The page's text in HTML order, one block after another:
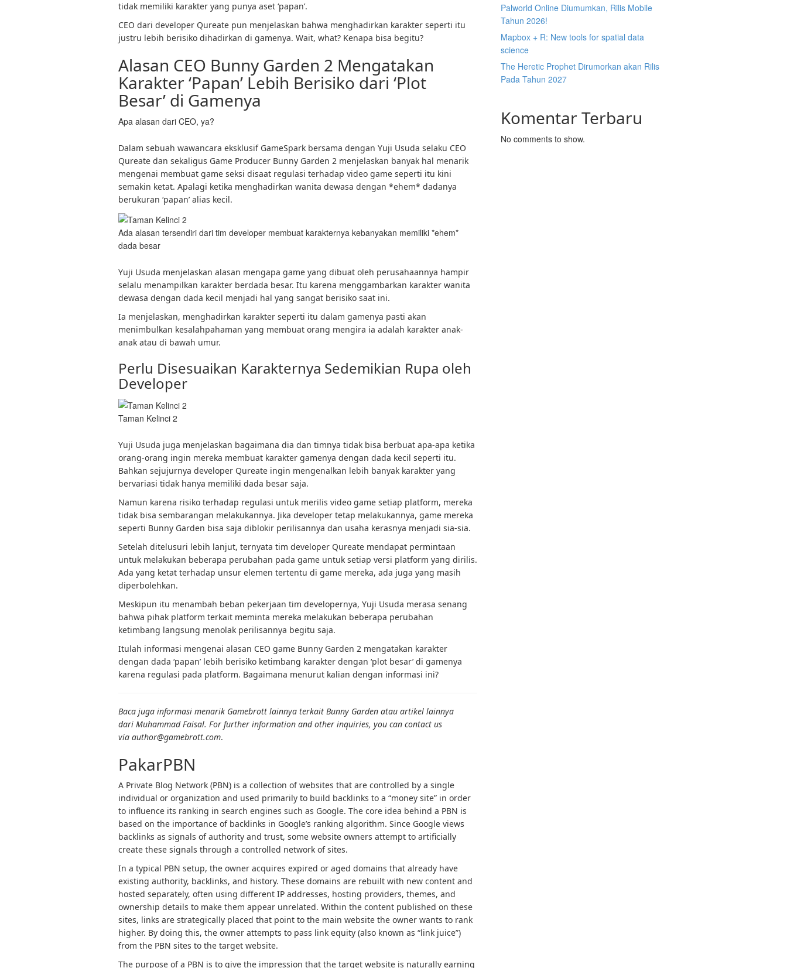
tidak memiliki karakter yang punya aset ‘papan’.
CEO dari developer Qureate pun menjelaskan bahwa menghadirkan karakter seperti itu
justru lebih berisiko dihadirkan di gamenya. Wait, what? Kenapa bisa begitu?
Alasan CEO Bunny Garden 2 Mengatakan
Karakter ‘Papan’ Lebih Berisiko dari ‘Plot
Besar’ di Gamenya
Apa alasan dari CEO, ya?
Dalam sebuah wawancara eksklusif GameSpark bersama dengan Yuji Usuda selaku CEO
Qureate dan sekaligus Game Producer Bunny Garden 2 menjelaskan banyak hal menarik
mengenai membuat game seksi disaat regulasi terhadap video game seperti itu kini
semakin ketat. Apalagi ketika menghadirkan wanita dewasa dengan *ehem* dadanya
berukuran ‘papan’ alias kecil.
Ada alasan tersendiri dari tim developer membuat karakternya kebanyakan memiliki *ehem*
dada besar
Yuji Usuda menjelaskan alasan mengapa game yang dibuat oleh perusahaannya hampir
selalu menampilkan karakter berdada besar. Itu karena menggambarkan karakter wanita
dewasa dengan dada kecil menjadi hal yang sangat berisiko saat ini.
Ia menjelaskan, menghadirkan karakter seperti itu dalam gamenya pasti akan
menimbulkan kesalahpahaman yang membuat orang mengira ia adalah karakter anak-
anak atau di bawah umur.
Perlu Disesuaikan Karakternya Sedemikian Rupa oleh
Developer
Taman Kelinci 2
Yuji Usuda juga menjelaskan bagaimana dia dan timnya tidak bisa berbuat apa-apa ketika
orang-orang ingin mereka membuat karakter gamenya dengan dada kecil seperti itu.
Bahkan sejujurnya developer Qureate ingin mengenalkan lebih banyak karakter yang
bervariasi tidak hanya memiliki dada besar saja.
Namun karena risiko terhadap regulasi untuk merilis video game setiap platform, mereka
tidak bisa sembarangan melakukannya. Jika developer tetap melakukannya, game mereka
seperti Bunny Garden bisa saja diblokir perilisannya dan usaha kerasnya menjadi sia-sia.
Setelah ditelusuri lebih lanjut, ternyata tim developer Qureate mendapat permintaan
untuk melakukan beberapa perubahan pada game untuk setiap versi platform yang dirilis.
Ada yang ketat terhadap unsur elemen tertentu di game mereka, ada juga yang masih
diperbolehkan.
Meskipun itu menambah beban pekerjaan tim developernya, Yuji Usuda merasa senang
bahwa pihak platform terkait meminta mereka melakukan beberapa perubahan
ketimbang langsung menolak perilisannya begitu saja.
Itulah informasi mengenai alasan CEO game Bunny Garden 2 mengatakan karakter
dengan dada ‘papan’ lebih berisiko ketimbang karakter dengan ‘plot besar’ di gamenya
karena regulasi pada platform. Bagaimana menurut kalian dengan informasi ini?
Baca juga informasi menarik Gamebrott lainnya terkait Bunny Garden atau artikel lainnya
dari Muhammad Faisal. For further information and other inquiries, you can contact us
via author@gamebrott.com.
PakarPBN
A Private Blog Network (PBN) is a collection of websites that are controlled by a single
individual or organization and used primarily to build backlinks to a “money site” in order
to influence its ranking in search engines such as Google. The core idea behind a PBN is
based on the importance of backlinks in Google’s ranking algorithm. Since Google views
backlinks as signals of authority and trust, some website owners attempt to artificially
create these signals through a controlled network of sites.
In a typical PBN setup, the owner acquires expired or aged domains that already have
existing authority, backlinks, and history. These domains are rebuilt with new content and
hosted separately, often using different IP addresses, hosting providers, themes, and
ownership details to make them appear unrelated. Within the content published on these
sites, links are strategically placed that point to the main website the owner wants to rank
higher. By doing this, the owner attempts to pass link equity (also known as “link juice”)
from the PBN sites to the target website.
The purpose of a PBN is to give the impression that the target website is naturally earning
Palworld Online Diumumkan, Rilis Mobile
Tahun 2026!
Mapbox + R: New tools for spatial data
science
The Heretic Prophet Dirumorkan akan Rilis
Pada Tahun 2027
Komentar Terbaru
No comments to show.